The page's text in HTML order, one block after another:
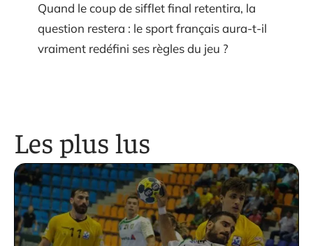
Quand le coup de sifflet final retentira, la
question restera : le sport français aura-t-il
vraiment redéfini ses règles du jeu ?
Les plus lus